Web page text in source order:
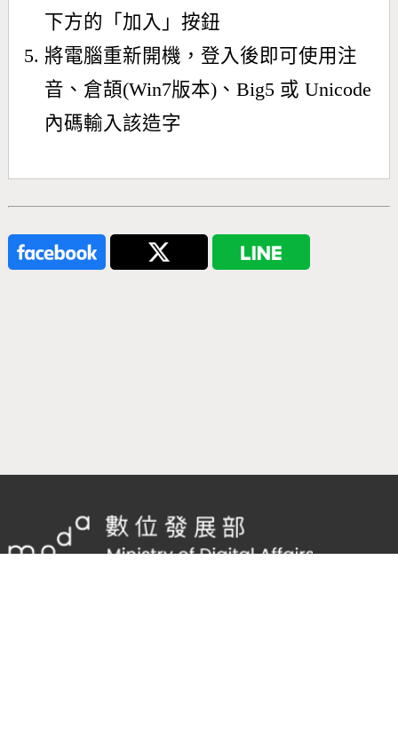
下方的「加入」按鈕
將電腦重新開機，登入後即可使用注
音、倉頡(Win7版本)、Big5 或 Unicode
內碼輸入該造字